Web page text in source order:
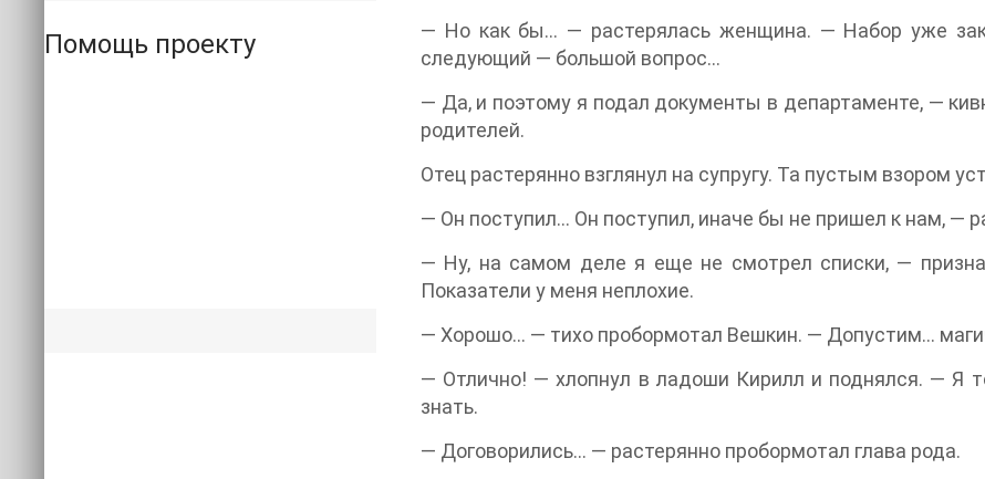
— Но как бы… — растерялась женщина. — Набор уже
следующий — большой вопрос…
— Да, и поэтому я подал документы в департаменте, —
родителей.
Отец растерянно взглянул на супругу. Та пустым взором
— Он поступил… Он поступил, иначе бы не пришел к нам, —
— Ну, на самом деле я еще не смотрел списки, —
Показатели у меня неплохие.
— Хорошо… — тихо пробормотал Вешкин. — Допустим…
— Отлично! — хлопнул в ладоши Кирилл и поднялся. — Я
знать.
— Договорились… — растерянно пробормотал глава рода.
Помощь проекту